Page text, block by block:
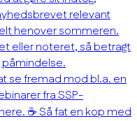
relevant
henover sommeren.
eller noteret, så betragt
se fremad mod bl.a. en
fra SSP-
☕ Så fat en kop med